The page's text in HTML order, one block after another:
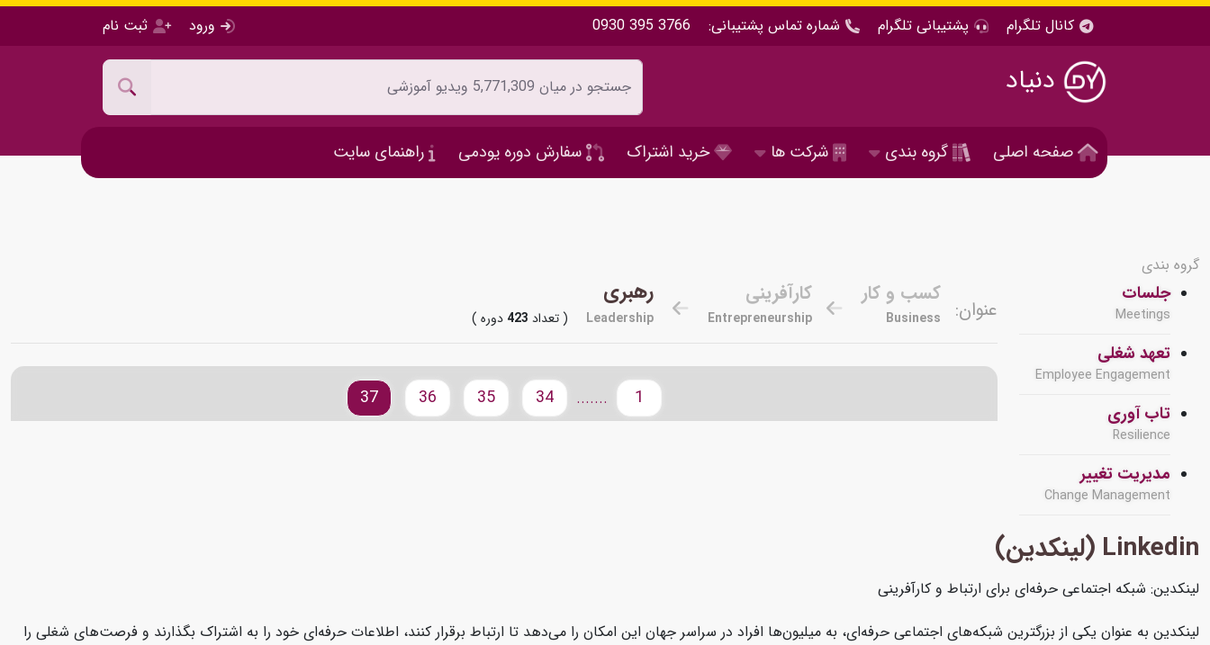
کانال تلگرام پشتیبانی تلگرام شماره تماس پشتیبانی: 0930 395 3766 ورود ثبت نام
دنیاد
صفحه اصلی گروه بندی شرکت ها خرید اشتراک سفارش دوره یودمی راهنمای سایت
گروه بندی
جلسات
Meetings
تعهد شغلی
Employee Engagement
تاب آوری
Resilience
مدیریت تغییر
Change Management
عنوان:
کسب و کار
Business
کارآفرینی
Entrepreneurship
رهبری
Leadership ( تعداد 423 دوره )
1
.......
34
35
36
37
Linkedin (لینکدین)
لینکدین: شبکه اجتماعی حرفه‌ای برای ارتباط و کارآفرینی
لینکدین به عنوان یکی از بزرگترین شبکه‌های اجتماعی حرفه‌ای، به میلیون‌ها افراد در سراسر جهان این امکان را می‌دهد تا ارتباط برقرار کنند، اطلاعات حرفه‌ای خود را به اشتراک بگذارند و فرصت‌های شغلی را